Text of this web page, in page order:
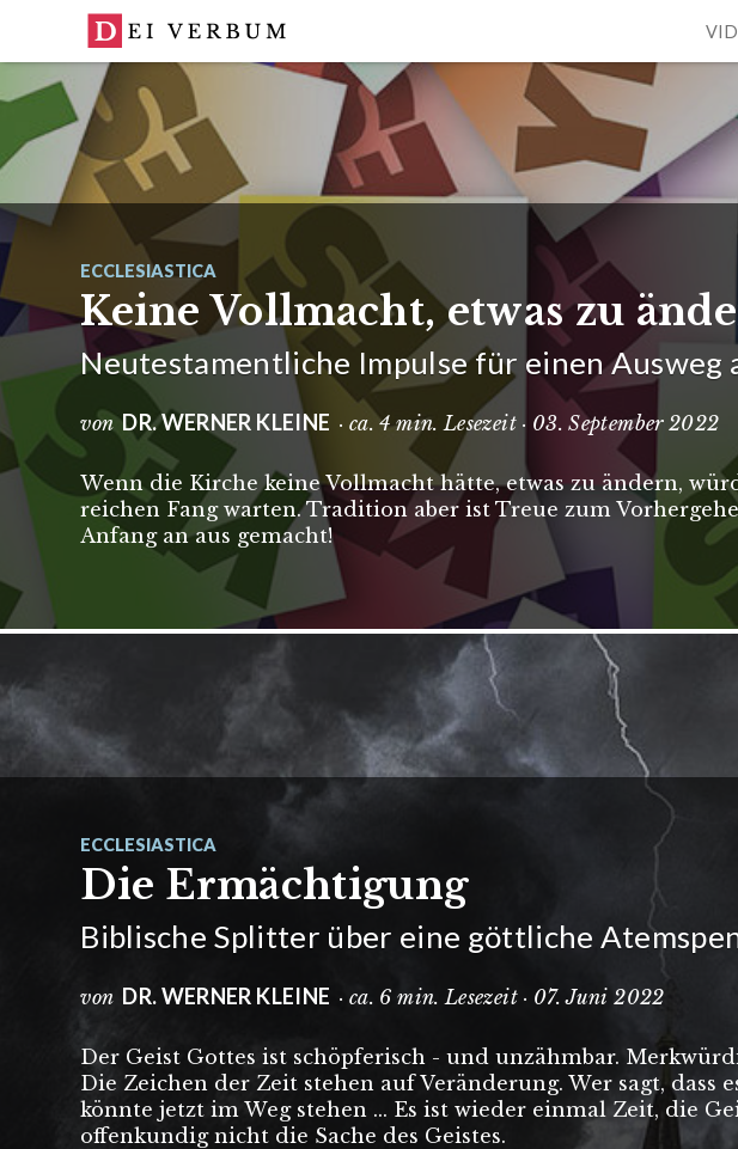
ECCLESIASTICA
Keine Vollmacht, etwas zu
Neutestamentliche Impulse für einen
vonDR. WERNER KLEINE · ca. 4 min. Lesezeit · 03. September 2022
Wenn die Kirche keine Vollmacht hätte, etwas zu ändern,
reichen Fang warten. Tradition aber ist Treue zum
Anfang an aus gemacht!
ECCLESIASTICA
Die Ermächtigung
Biblische Splitter über eine göttliche
von DR. WERNER KLEINE · ca. 6 min. Lesezeit · 07. Juni 2022
Der Geist Gottes ist schöpferisch - und unzähmbar.
Die Zeichen der Zeit stehen auf Veränderung. Wer sagt, dass
könnte jetzt im Weg stehen ... Es ist wieder einmal Zeit, die
offenkundig nicht die Sache des Geistes.